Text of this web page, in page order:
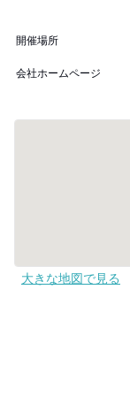
開催場所
会社ホームページ
大きな地図で見る